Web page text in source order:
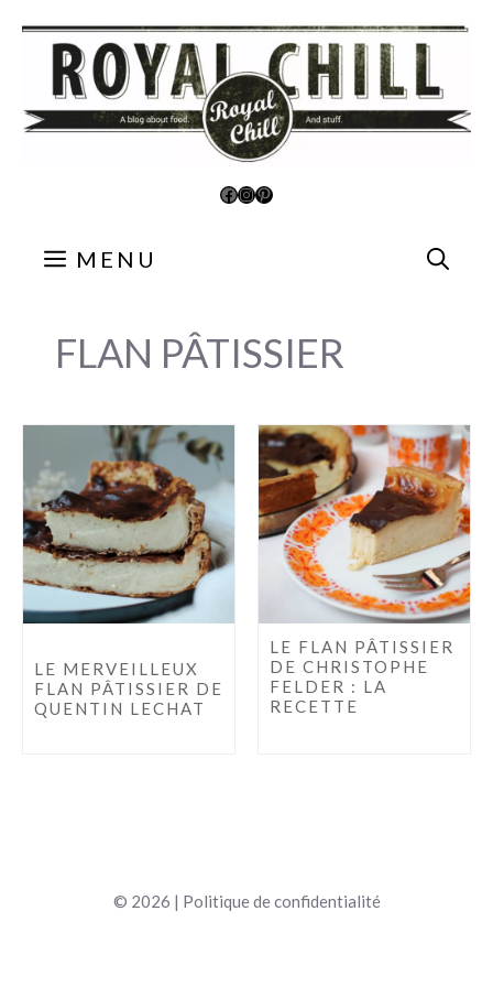
contenu
Facebook
Instagram
Pinterest
MENU
FLAN PÂTISSIER
LE MERVEILLEUX
FLAN PÂTISSIER DE
QUENTIN LECHAT
LE FLAN PÂTISSIER
DE CHRISTOPHE
FELDER : LA
RECETTE
© 2026 | Politique de confidentialité